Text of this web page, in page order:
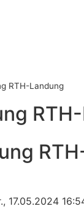
RTH-Landung
17.05.2024